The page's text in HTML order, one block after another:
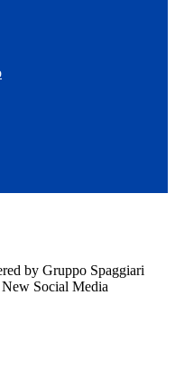
by Gruppo Spaggiari
Social Media